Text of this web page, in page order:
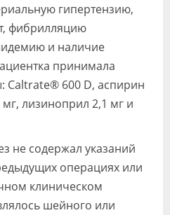
гипертензию,
фибрилляцию
и наличие
принимала
Caltrate® 600 D, аспирин
лизиноприл 2,1 мг и
не содержал указаний
операциях или
клиническом
шейного или